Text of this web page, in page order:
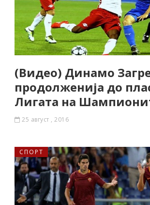
(Видео) Динамо
продолженија до
Лигата на
25 август , 2016
СПОРТ